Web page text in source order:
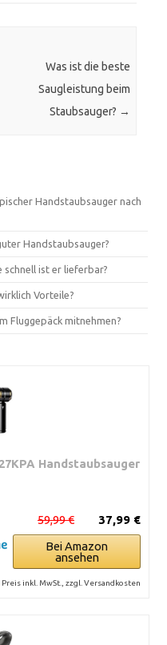
Was ist die beste
Saugleistung beim
Staubsauger? →
Handstaubsauger nach
Handstaubsauger?
schnell ist er lieferbar?
Vorteile?
Fluggepäck mitnehmen?
Handstaubsauger
37,99 €
59,99 €
Bei Amazon
ansehen
Preis inkl. MwSt., zzgl. Versandkosten